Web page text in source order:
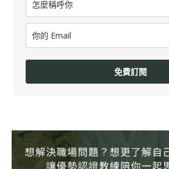
免費訂閱